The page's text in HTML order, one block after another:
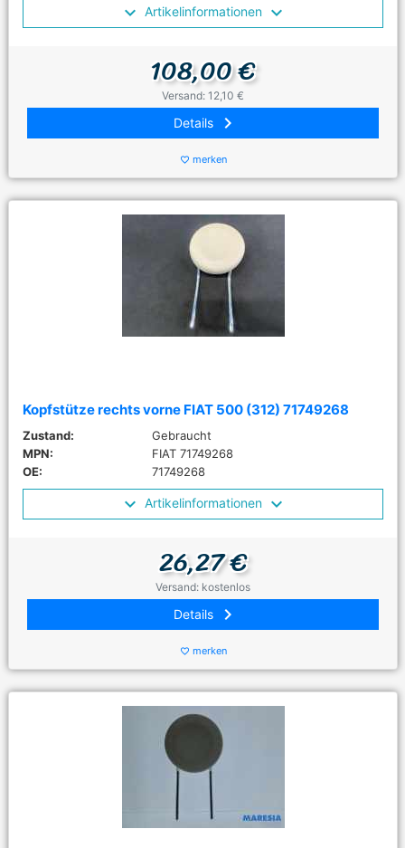
Artikelinformationen
108,00 €
Versand: 12,10 €
Details keyboard_arrow_right
favorite_border merken
Kopfstütze rechts vorne FIAT 500 (312) 71749268
Zustand:
Gebraucht
MPN:
FIAT 71749268
OE:
71749268
Artikelinformationen
26,27 €
Versand: kostenlos
Details keyboard_arrow_right
favorite_border merken